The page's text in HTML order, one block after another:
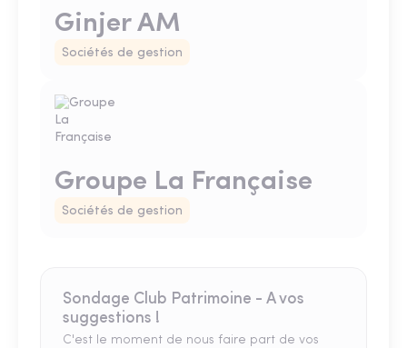
Ginjer AM
Sociétés de gestion
Groupe La Française
Sociétés de gestion
Sondage Club Patrimoine - A vos
suggestions !
C'est le moment de nous faire part de vos